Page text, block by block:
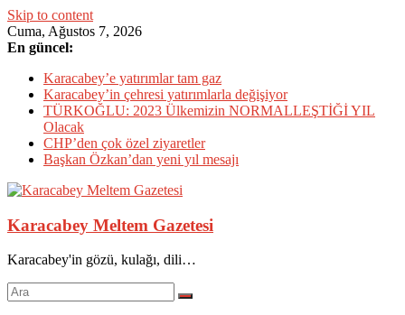
Skip to content
Cuma, Ağustos 7, 2026
En güncel:
Karacabey’e yatırımlar tam gaz
Karacabey’in çehresi yatırımlarla değişiyor
TÜRKOĞLU: 2023 Ülkemizin NORMALLEŞTİĞİ YIL
Olacak
CHP’den çok özel ziyaretler
Başkan Özkan’dan yeni yıl mesajı
Karacabey Meltem Gazetesi
Karacabey'in gözü, kulağı, dili…